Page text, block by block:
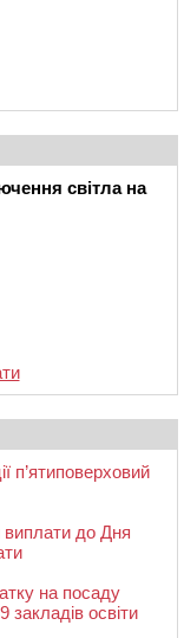
світла на
п’ятиповерховий
виплати до Дня
на посаду
освіти